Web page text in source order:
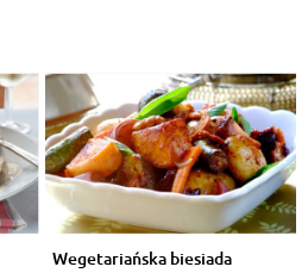
Wegetariańska biesiada